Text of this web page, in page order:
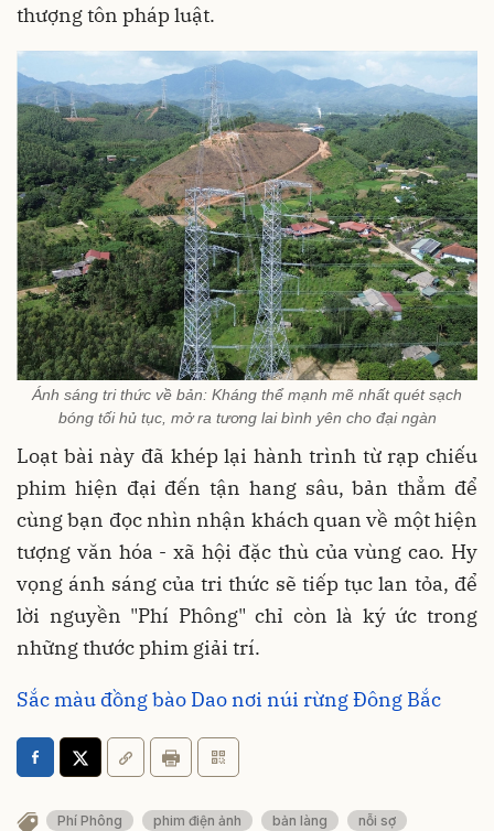
thượng tôn pháp luật.
Ánh sáng tri thức về bản: Kháng thể mạnh mẽ nhất quét sạch
bóng tối hủ tục, mở ra tương lai bình yên cho đại ngàn
Loạt bài này đã khép lại hành trình từ rạp chiếu
phim hiện đại đến tận hang sâu, bản thẳm để
cùng bạn đọc nhìn nhận khách quan về một hiện
tượng văn hóa - xã hội đặc thù của vùng cao. Hy
vọng ánh sáng của tri thức sẽ tiếp tục lan tỏa, để
lời nguyền "Phí Phông" chỉ còn là ký ức trong
những thước phim giải trí.
Sắc màu đồng bào Dao nơi núi rừng Đông Bắc
Phí Phông phim điện ảnh bản làng
nỗi sợ